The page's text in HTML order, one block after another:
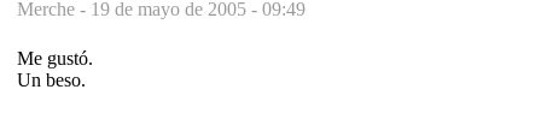
Merche - 19 de mayo de 2005 - 09:49
Me gustó.
Un beso.